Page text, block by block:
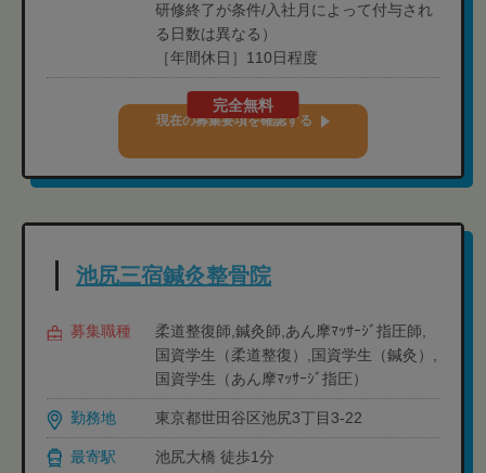
研修終了が条件/入社月によって付与され
る日数は異なる）
［年間休日］110日程度
完全無料
現在の募集要項を確認する
池尻三宿鍼灸整骨院
募集職種
柔道整復師,鍼灸師,あん摩ﾏｯｻｰｼﾞ指圧師,
国資学生（柔道整復）,国資学生（鍼灸）,
国資学生（あん摩ﾏｯｻｰｼﾞ指圧）
勤務地 東京都世田谷区池尻3丁目3-22
最寄駅 池尻大橋 徒歩1分